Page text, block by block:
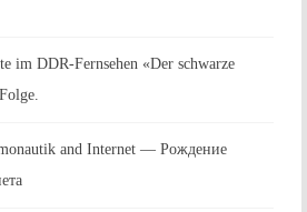
im DDR-Fernsehen «Der schwarze
and Internet — Рождение